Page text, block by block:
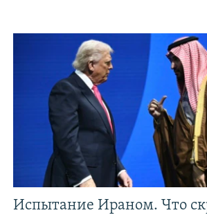
Испытание Ираном. Что